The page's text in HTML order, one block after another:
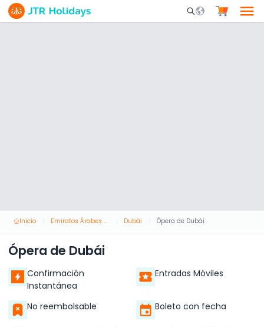
Mobile Search
Inicio Emiratos Árabes Unidos Dubái Ópera de Dubái
Ópera de Dubái
Confirmación
Instantánea
Entradas Móviles
No reembolsable Boleto con fecha